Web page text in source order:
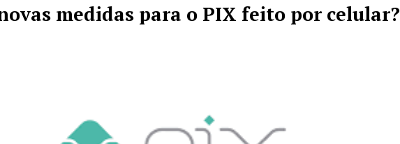
medidas para o PIX feito por celular?